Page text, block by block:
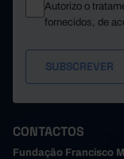
Autorizo o
fornecidos, de
CONTACTOS
Fundação Francisco